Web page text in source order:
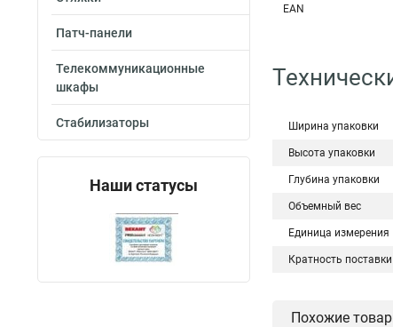
Патч-панели
Телекоммуникационные
шкафы
Стабилизаторы
Наши статусы
EAN
Ширина упаковки
Высота упаковки
Глубина упаковки
Объемный вес
Единица измерения
Кратность поставки
Похожие